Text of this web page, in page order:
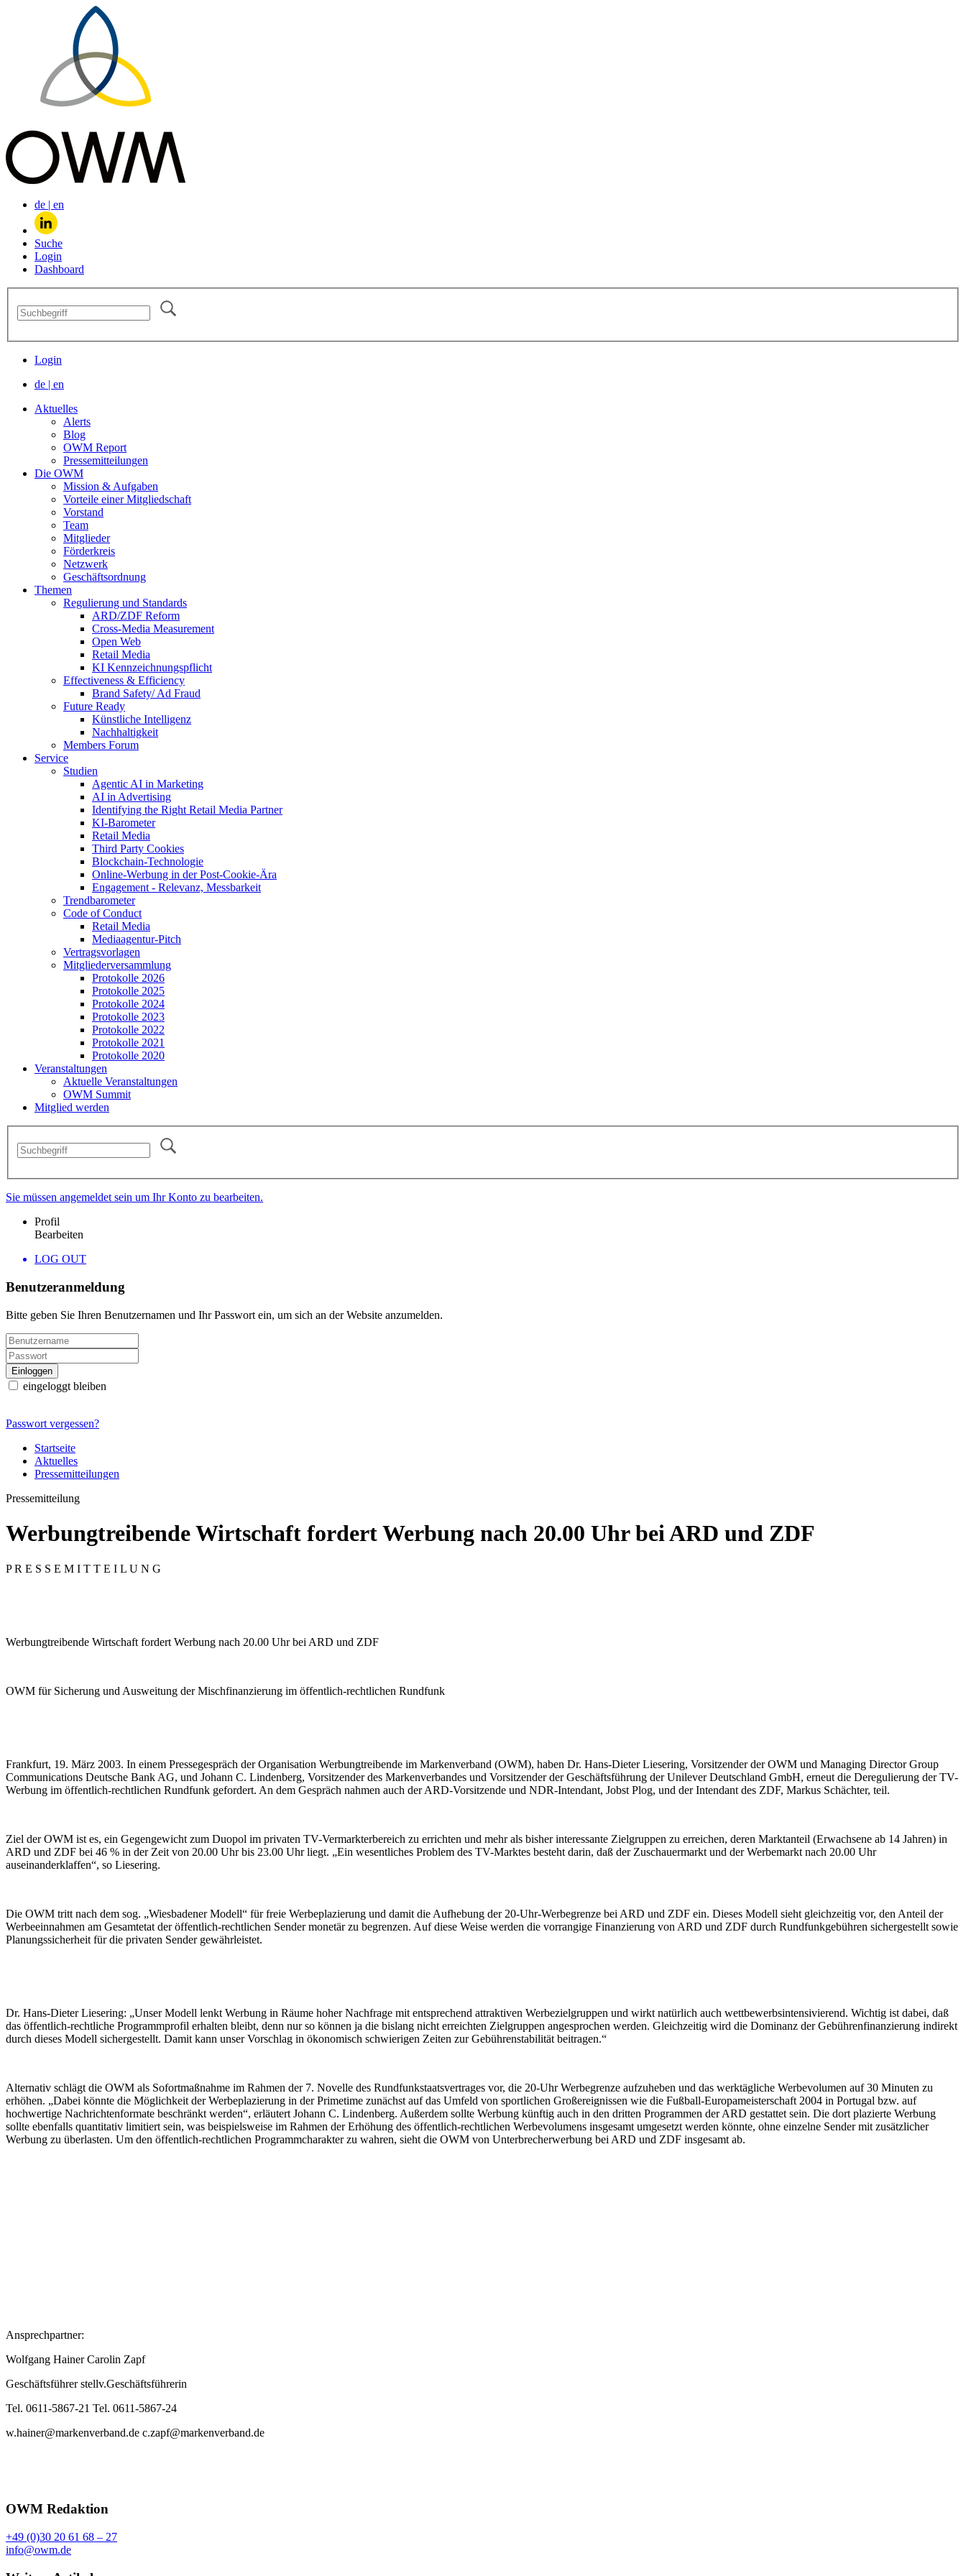
de | en
Suche
Login
Dashboard
Login
de | en
Aktuelles
Alerts
Blog
OWM Report
Pressemitteilungen
Die OWM
Mission & Aufgaben
Vorteile einer Mitgliedschaft
Vorstand
Team
Mitglieder
Förderkreis
Netzwerk
Geschäftsordnung
Themen
Regulierung und Standards
ARD/ZDF Reform
Cross-Media Measurement
Open Web
Retail Media
KI Kennzeichnungspflicht
Effectiveness & Efficiency
Brand Safety/ Ad Fraud
Future Ready
Künstliche Intelligenz
Nachhaltigkeit
Members Forum
Service
Studien
Agentic AI in Marketing
AI in Advertising
Identifying the Right Retail Media Partner
KI-Barometer
Retail Media
Third Party Cookies
Blockchain-Technologie
Online-Werbung in der Post-Cookie-Ära
Engagement - Relevanz, Messbarkeit
Trendbarometer
Code of Conduct
Retail Media
Mediaagentur-Pitch
Vertragsvorlagen
Mitgliederversammlung
Protokolle 2026
Protokolle 2025
Protokolle 2024
Protokolle 2023
Protokolle 2022
Protokolle 2021
Protokolle 2020
Veranstaltungen
Aktuelle Veranstaltungen
OWM Summit
Mitglied werden
Sie müssen angemeldet sein um Ihr Konto zu bearbeiten.
Profil
Bearbeiten
LOG OUT
Benutzeranmeldung
Bitte geben Sie Ihren Benutzernamen und Ihr Passwort ein, um sich an der Website anzumelden.
eingeloggt bleiben
Passwort vergessen?
Startseite
Aktuelles
Pressemitteilungen
Pressemitteilung
Werbungtreibende Wirtschaft fordert Werbung nach 20.00 Uhr bei ARD und ZDF
P R E S S E M I T T E I L U N G
Werbungtreibende Wirtschaft fordert Werbung nach 20.00 Uhr bei ARD und ZDF
OWM für Sicherung und Ausweitung der Mischfinanzierung im öffentlich-rechtlichen Rundfunk
Frankfurt, 19. März 2003. In einem Pressegespräch der Organisation Werbungtreibende im Markenverband (OWM), haben Dr. Hans-Dieter Liesering, Vorsitzender der OWM und Managing Director Group
Communications Deutsche Bank AG, und Johann C. Lindenberg, Vorsitzender des Markenverbandes und Vorsitzender der Geschäftsführung der Unilever Deutschland GmbH, erneut die Deregulierung der TV-
Werbung im öffentlich-rechtlichen Rundfunk gefordert. An dem Gespräch nahmen auch der ARD-Vorsitzende und NDR-Intendant, Jobst Plog, und der Intendant des ZDF, Markus Schächter, teil.
Ziel der OWM ist es, ein Gegengewicht zum Duopol im privaten TV-Vermarkterbereich zu errichten und mehr als bisher interessante Zielgruppen zu erreichen, deren Marktanteil (Erwachsene ab 14 Jahren) in
ARD und ZDF bei 46 % in der Zeit von 20.00 Uhr bis 23.00 Uhr liegt. „Ein wesentliches Problem des TV-Marktes besteht darin, daß der Zuschauermarkt und der Werbemarkt nach 20.00 Uhr
auseinanderklaffen“, so Liesering.
Die OWM tritt nach dem sog. „Wiesbadener Modell“ für freie Werbeplazierung und damit die Aufhebung der 20-Uhr-Werbegrenze bei ARD und ZDF ein. Dieses Modell sieht gleichzeitig vor, den Anteil der
Werbeeinnahmen am Gesamtetat der öffentlich-rechtlichen Sender monetär zu begrenzen. Auf diese Weise werden die vorrangige Finanzierung von ARD und ZDF durch Rundfunkgebühren sichergestellt sowie
Planungssicherheit für die privaten Sender gewährleistet.
Dr. Hans-Dieter Liesering: „Unser Modell lenkt Werbung in Räume hoher Nachfrage mit entsprechend attraktiven Werbezielgruppen und wirkt natürlich auch wettbewerbsintensivierend. Wichtig ist dabei, daß
das öffentlich-rechtliche Programmprofil erhalten bleibt, denn nur so können ja die bislang nicht erreichten Zielgruppen angesprochen werden. Gleichzeitig wird die Dominanz der Gebührenfinanzierung indirekt
durch dieses Modell sichergestellt. Damit kann unser Vorschlag in ökonomisch schwierigen Zeiten zur Gebührenstabilität beitragen.“
Alternativ schlägt die OWM als Sofortmaßnahme im Rahmen der 7. Novelle des Rundfunkstaatsvertrages vor, die 20-Uhr Werbegrenze aufzuheben und das werktägliche Werbevolumen auf 30 Minuten zu
erhöhen. „Dabei könnte die Möglichkeit der Werbeplazierung in der Primetime zunächst auf das Umfeld von sportlichen Großereignissen wie die Fußball-Europameisterschaft 2004 in Portugal bzw. auf
hochwertige Nachrichtenformate beschränkt werden“, erläutert Johann C. Lindenberg. Außerdem sollte Werbung künftig auch in den dritten Programmen der ARD gestattet sein. Die dort plazierte Werbung
sollte ebenfalls quantitativ limitiert sein, was beispielsweise im Rahmen der Erhöhung des öffentlich-rechtlichen Werbevolumens insgesamt umgesetzt werden könnte, ohne einzelne Sender mit zusätzlicher
Werbung zu überlasten. Um den öffentlich-rechtlichen Programmcharakter zu wahren, sieht die OWM von Unterbrecherwerbung bei ARD und ZDF insgesamt ab.
Ansprechpartner:
Wolfgang Hainer Carolin Zapf
Geschäftsführer stellv.Geschäftsführerin
Tel. 0611-5867-21 Tel. 0611-5867-24
w.hainer@markenverband.de c.zapf@markenverband.de
OWM Redaktion
+49 (0)30 20 61 68 – 27
info@owm.de